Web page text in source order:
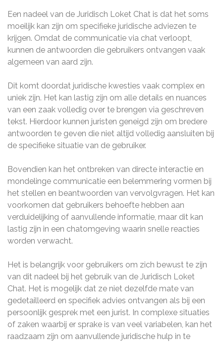
Een nadeel van de Juridisch Loket Chat is dat het soms
moeilijk kan zijn om specifieke juridische adviezen te
krijgen. Omdat de communicatie via chat verloopt,
kunnen de antwoorden die gebruikers ontvangen vaak
algemeen van aard zijn.
Dit komt doordat juridische kwesties vaak complex en
uniek zijn. Het kan lastig zijn om alle details en nuances
van een zaak volledig over te brengen via geschreven
tekst. Hierdoor kunnen juristen geneigd zijn om bredere
antwoorden te geven die niet altijd volledig aansluiten bij
de specifieke situatie van de gebruiker.
Bovendien kan het ontbreken van directe interactie en
mondelinge communicatie een belemmering vormen bij
het stellen en beantwoorden van vervolgvragen. Het kan
voorkomen dat gebruikers behoefte hebben aan
verduidelijking of aanvullende informatie, maar dit kan
lastig zijn in een chatomgeving waarin snelle reacties
worden verwacht.
Het is belangrijk voor gebruikers om zich bewust te zijn
van dit nadeel bij het gebruik van de Juridisch Loket
Chat. Het is mogelijk dat ze niet dezelfde mate van
gedetailleerd en specifiek advies ontvangen als bij een
persoonlijk gesprek met een jurist. In complexe situaties
of zaken waarbij er sprake is van veel variabelen, kan het
raadzaam zijn om aanvullende juridische hulp in te